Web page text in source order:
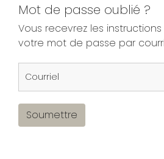
Mot de passe oublié ?
Vous recevrez les
votre mot de passe par
Soumettre